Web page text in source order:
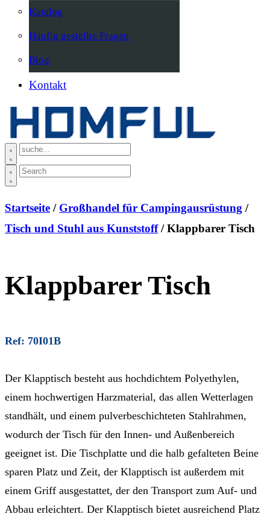
Katalog
Häufig gestellte Fragen
Blog
Kontakt
Startseite / Großhandel für Campingausrüstung /
Tisch und Stuhl aus Kunststoff/ Klappbarer Tisch
Klappbarer Tisch
Ref: 70I01B
Der Klapptisch besteht aus hochdichtem Polyethylen,
einem hochwertigen Harzmaterial, das allen Wetterlagen
standhält, und einem pulverbeschichteten Stahlrahmen,
wodurch der Tisch für den Innen- und Außenbereich
geeignet ist. Die Tischplatte und die halb gefalteten Beine
sparen Platz und Zeit, der Klapptisch ist außerdem mit
einem Griff ausgestattet, der den Transport zum Auf- und
Abbau erleichtert. Der Klapptisch bietet ausreichend Platz